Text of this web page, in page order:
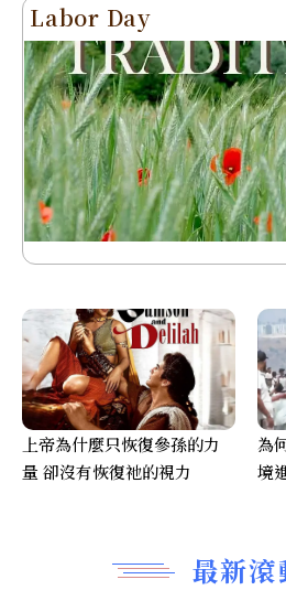
Labor Day
最新滾
上帝為什麼只恢復參孫的力
量 卻沒有恢復祂的視力
為
境